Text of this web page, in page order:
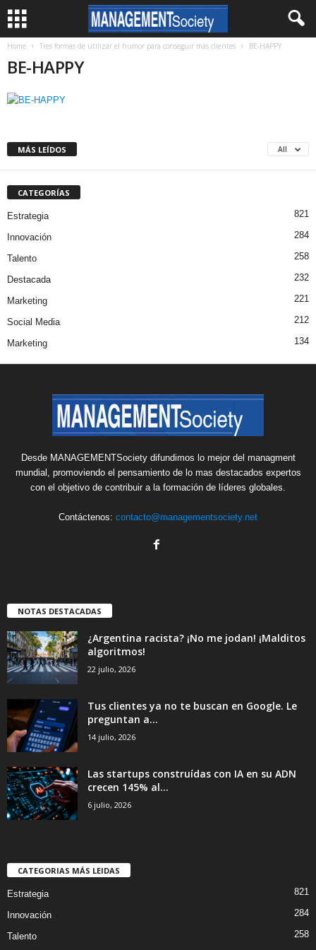
Home Tres formas de utilizar el humor para conseguir más clientes BE-HAPPY
BE-HAPPY
MÁS LEÍDOS All
CATEGORÍAS
Estrategia 821
Innovación 284
Talento 258
Destacada 232
Marketing 221
Social Media 212
Marketing 134
Desde MANAGEMENTSociety difundimos lo mejor del managment
mundial, promoviendo el pensamiento de lo mas destacados expertos
con el objetivo de contribuir a la formación de líderes globales.
Contáctenos: contacto@managementsociety.net
NOTAS DESTACADAS
¿Argentina racista? ¡No me jodan! ¡Malditos
algoritmos!
22 julio, 2026
Tus clientes ya no te buscan en Google. Le
preguntan a...
14 julio, 2026
Las startups construídas con IA en su ADN
crecen 145% al...
6 julio, 2026
CATEGORIAS MÁS LEIDAS
Estrategia 821
Innovación 284
Talento
258